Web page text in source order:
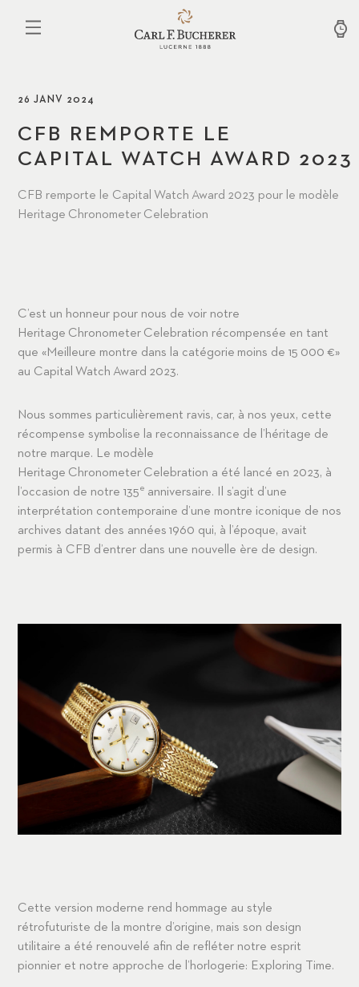
contenu
26 JANV 2024
CFB REMPORTE LE
CAPITAL WATCH AWARD 2023
CFB remporte le Capital Watch Award 2023 pour le modèle
Heritage Chronometer Celebration
C’est un honneur pour nous de voir notre
Heritage Chronometer Celebration récompensée en tant
que «Meilleure montre dans la catégorie moins de 15 000 €»
au Capital Watch Award 2023.
Nous sommes particulièrement ravis, car, à nos yeux, cette
récompense symbolise la reconnaissance de l’héritage de
notre marque. Le modèle
Heritage Chronometer Celebration a été lancé en 2023, à
l’occasion de notre 135e anniversaire. Il s’agit d’une
interprétation contemporaine d’une montre iconique de nos
archives datant des années 1960 qui, à l’époque, avait
permis à CFB d’entrer dans une nouvelle ère de design.
Cette version moderne rend hommage au style
rétrofuturiste de la montre d’origine, mais son design
utilitaire a été renouvelé afin de refléter notre esprit
pionnier et notre approche de l’horlogerie: Exploring Time.